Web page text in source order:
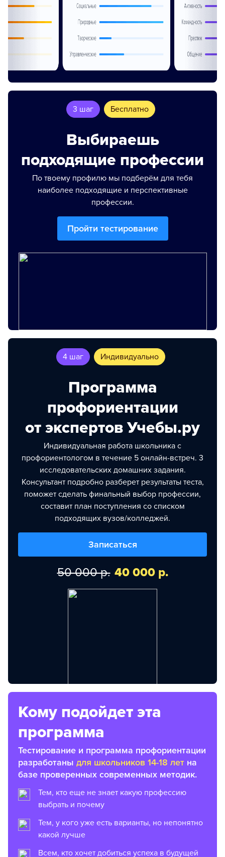
3 шаг Бесплатно
Выбираешь
подходящие профессии
По твоему профилю мы подберём для тебя
наиболее подходящие и перспективные
профессии.
Пройти тестирование
4 шаг Индивидуально
Программа
профориентации
от экспертов Учебы.ру
Индивидуальная работа школьника с
профориентологом в течение 5 онлайн-встреч. 3
исследовательских домашних задания.
Консультант подробно разберет результаты теста,
поможет сделать финальный выбор профессии,
составит план поступления со списком
подходящих вузов/колледжей.
Записаться
50 000 р. 40 000 р.
Кому подойдет эта
программа
Тестирование и программа профориентации
разработаны для школьников 14-18 лет на
базе проверенных современных методик.
Тем, кто еще не знает какую профессию
выбрать и почему
Тем, у кого уже есть варианты, но непонятно
какой лучше
Всем, кто хочет добиться успеха в будущей